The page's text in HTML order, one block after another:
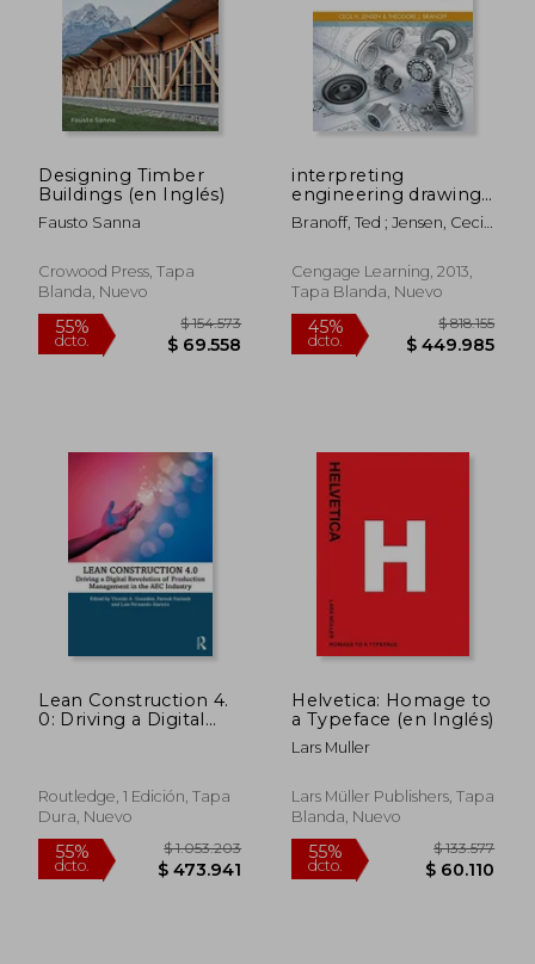
Designing Timber
Buildings (en Inglés)
Fausto Sanna
Crowood Press, Tapa
Blanda, Nuevo
interpreting
engineering drawings
(en Inglés)
Branoff, Ted ; Jensen, Cecil
Cengage Learning, 2013,
Tapa Blanda, Nuevo
Lean Construction 4.
0: Driving a Digital
aec Industry (en
Inglés)
Routledge, 1 Edición, Tapa
Dura, Nuevo
Helvetica: Homage to
a Typeface (en Inglés)
Lars Muller
Lars Müller Publishers, Tapa
Blanda, Nuevo